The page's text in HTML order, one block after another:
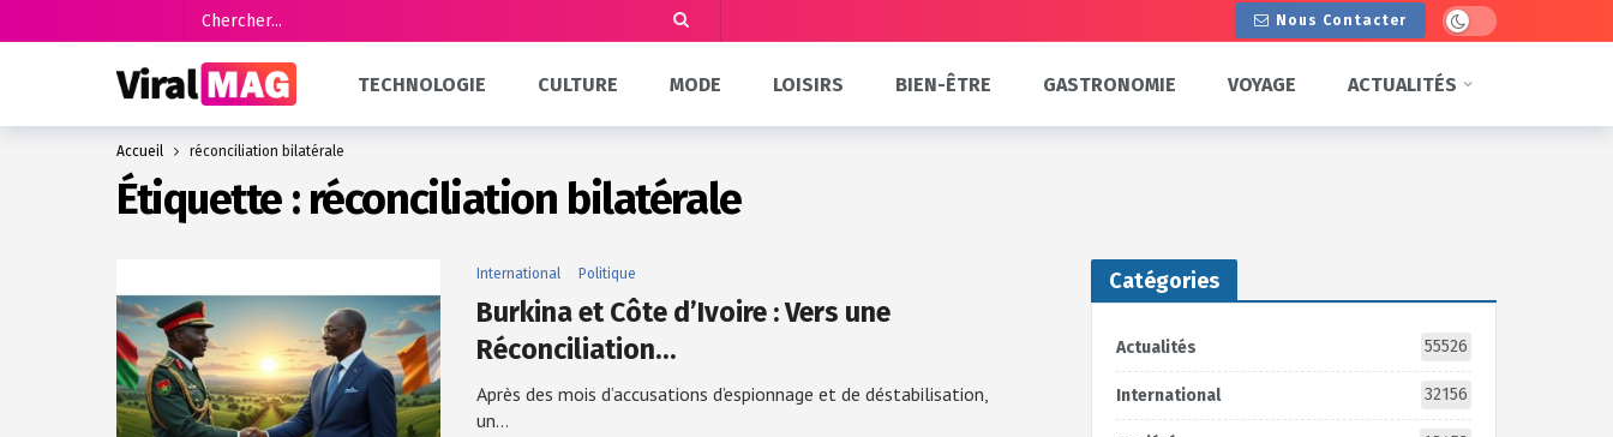
Nous Contacter Dark mode
TECHNOLOGIE CULTURE MODE LOISIRS BIEN-ÊTRE GASTRONOMIE VOYAGE ACTUALITÉS
Accueil réconciliation bilatérale
Étiquette : réconciliation bilatérale
International Politique
Burkina et Côte d’Ivoire : Vers une
Réconciliation…
Après des mois d’accusations d’espionnage et de déstabilisation,
un…
Catégories
Actualités 55526
International 32156